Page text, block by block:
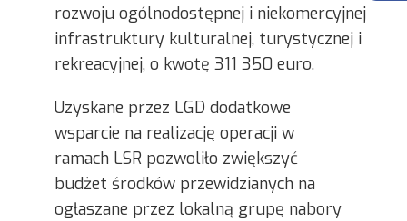
rozwoju ogólnodostępnej i niekomercyjnej
infrastruktury kulturalnej, turystycznej i
rekreacyjnej, o kwotę 311 350 euro.
Uzyskane przez LGD dodatkowe
wsparcie na realizację operacji w
ramach LSR pozwoliło zwiększyć
budżet środków przewidzianych na
ogłaszane przez lokalną grupę nabory